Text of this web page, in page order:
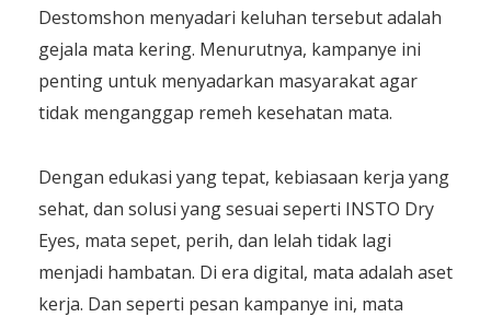
Destomshon menyadari keluhan tersebut adalah
gejala mata kering. Menurutnya, kampanye ini
penting untuk menyadarkan masyarakat agar
tidak menganggap remeh kesehatan mata.
Dengan edukasi yang tepat, kebiasaan kerja yang
sehat, dan solusi yang sesuai seperti INSTO Dry
Eyes, mata sepet, perih, dan lelah tidak lagi
menjadi hambatan. Di era digital, mata adalah aset
kerja. Dan seperti pesan kampanye ini, mata